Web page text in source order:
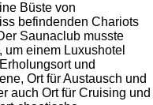
Büste von
befindenden Chariots
Saunaclub musste
einem Luxushotel
und
Ort für Austausch und
auch Ort für Cruising und